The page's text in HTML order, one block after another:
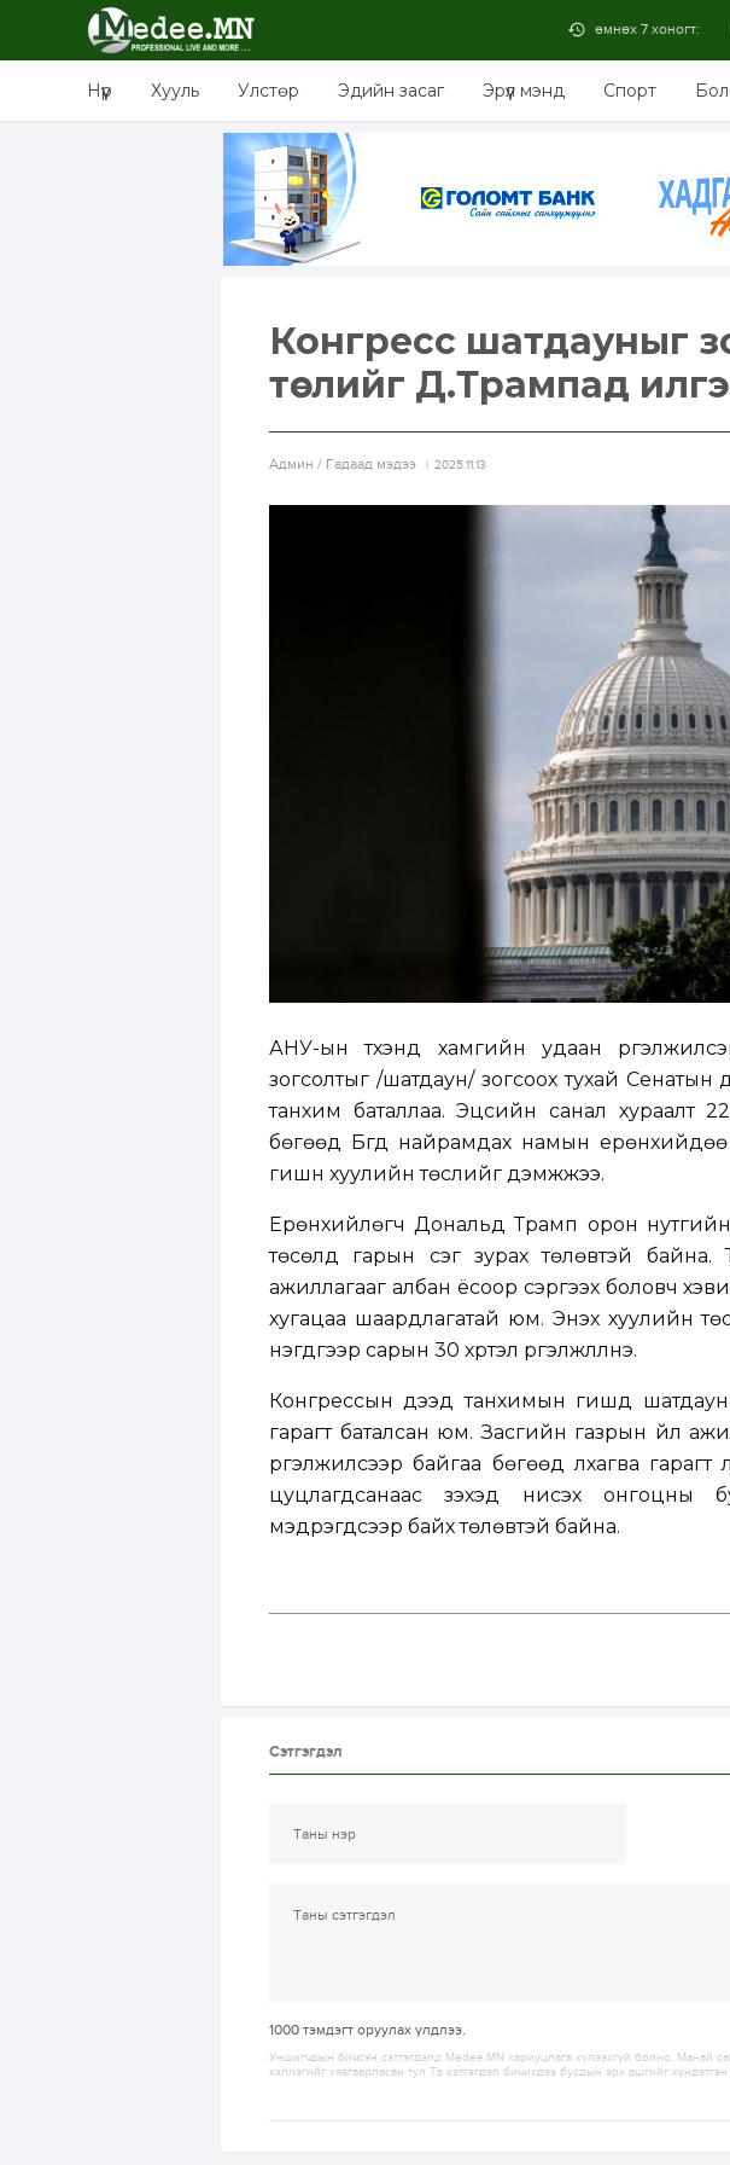
өмнөх 7 хоногт:
Нүүр Хууль Улстөр Эдийн засаг Эрүүл мэнд Спорт
Конгресс шатдауныг
төслийг Д.Трампад
Aдмин / Гадаад мэдээ 2025.11.13
АНУ-ын түүхэнд хамгийн удаан
зогсолтыг /шатдаун/ зогсоох тухай
танхим баталлаа. ​​Эцсийн санал хураалт
бөгөөд Бүгд найрамдах намын
гишүүн хуулийн төслийг дэмжжээ.
Ерөнхийлөгч Дональд Трамп орон
төсөлд гарын үсэг зурах төлөвтэй байна.
ажиллагааг албан ёсоор сэргээх боловч
хугацаа шаардлагатай юм. Энэхүү хуулийн
нэгдүгээр сарын 30 хүртэл үргэлжлүүлнэ.
Конгрессын дээд танхимын гишүүд
гарагт баталсан юм. Засгийн газрын үйл
үргэлжилсээр байгаа бөгөөд лхагва
цуцлагдсанаас үзэхэд нисэх онгоцны
мэдрэгдсээр байх төлөвтэй байна.
Сэтгэгдэл
1000 тэмдэгт оруулах үлдлээ.
Уншигчдын бичсэн сэтгэгдэлд Medee.MN хариуцлага хүлээхгүй болно. Манай
хэллэгийг хязгаарласан тул Та сэтгэгдэл бичихдээ бусдын эрх ашгийг хүндэтгэн